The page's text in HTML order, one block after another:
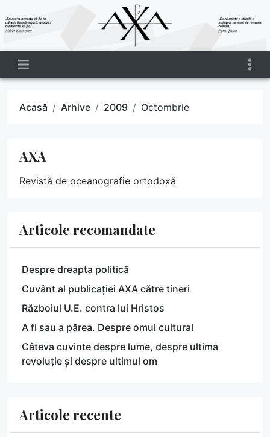
Acasă Arhive 2009 Octombrie
AXA
Revistă de oceanografie ortodoxă
Articole recomandate
Despre dreapta politică
Cuvânt al publicației AXA către tineri
Războiul U.E. contra lui Hristos
A fi sau a părea. Despre omul cultural
Câteva cuvinte despre lume, despre ultima
revoluție și despre ultimul om
Articole recente